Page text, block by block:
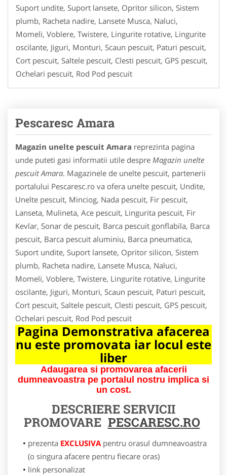
Suport undite, Suport lansete, Opritor silicon, Sistem
plumb, Racheta nadire, Lansete Musca, Naluci,
Momeli, Voblere, Twistere, Lingurite rotative, Lingurite
oscilante, Jiguri, Monturi, Scaun pescuit, Paturi pescuit,
Cort pescuit, Saltele pescuit, Clesti pescuit, GPS pescuit,
Ochelari pescuit, Rod Pod pescuit
Pescaresc Amara
Magazin unelte pescuit Amara reprezinta pagina
unde puteti gasi informatii utile despre Magazin unelte
pescuit Amara. Magazinele de unelte pescuit, partenerii
portalului Pescaresc.ro va ofera unelte pescuit, Undite,
Unelte pescuit, Minciog, Nada pescuit, Fir pescuit,
Lanseta, Mulineta, Ace pescuit, Lingurita pescuit, Fir
Kevlar, Sonar de pescuit, Barca pescuit gonflabila, Barca
pescuit, Barca pescuit aluminiu, Barca pneumatica,
Suport undite, Suport lansete, Opritor silicon, Sistem
plumb, Racheta nadire, Lansete Musca, Naluci,
Momeli, Voblere, Twistere, Lingurite rotative, Lingurite
oscilante, Jiguri, Monturi, Scaun pescuit, Paturi pescuit,
Cort pescuit, Saltele pescuit, Clesti pescuit, GPS pescuit,
Ochelari pescuit, Rod Pod pescuit
Pagina Demonstrativa afacerea
nu este promovata iar locul este
liber
Adaugarea si promovarea afacerii
dumneavoastra pe portalul nostru implica si
un cost.
DESCRIERE SERVICII
PROMOVARE PESCARESC.RO
prezenta EXCLUSIVApentru orasul dumneavoastra
(o singura afacere pentru fiecare oras)
link personalizat